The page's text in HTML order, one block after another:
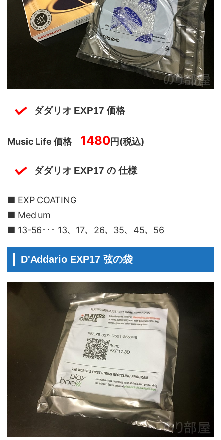
ダダリオ EXP17 価格
Music Life 価格 1480 円(税込)
ダダリオ EXP17 の 仕様
■ EXP COATING
■ Medium
■ 13-56･･･ 13、17、26、35、45、56
D'Addario EXP17 弦の袋